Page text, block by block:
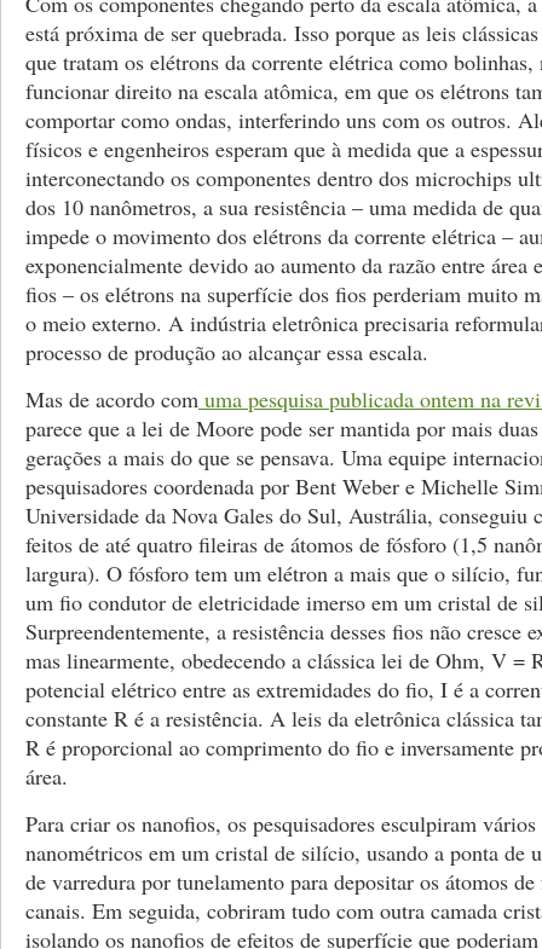
está próxima de ser quebrada. Isso porque as leis
que tratam os elétrons da corrente elétrica como bolinhas,
funcionar direito na escala atômica, em que os elétrons
comportar como ondas, interferindo uns com os outros.
físicos e engenheiros esperam que à medida que a
interconectando os componentes dentro dos microchips
dos 10 nanômetros, a sua resistência – uma medida de
impede o movimento dos elétrons da corrente elétrica –
exponencialmente devido ao aumento da razão entre área
fios – os elétrons na superfície dos fios perderiam muito
o meio externo. A indústria eletrônica precisaria
processo de produção ao alcançar essa escala.
Mas de acordo com uma pesquisa publicada ontem na
parece que a lei de Moore pode ser mantida por mais
gerações a mais do que se pensava. Uma equipe
pesquisadores coordenada por Bent Weber e Michelle
Universidade da Nova Gales do Sul, Austrália, conseguiu
feitos de até quatro fileiras de átomos de fósforo (1,5
largura). O fósforo tem um elétron a mais que o silício,
um fio condutor de eletricidade imerso em um cristal de
Surpreendentemente, a resistência desses fios não cresce
mas linearmente, obedecendo a clássica lei de Ohm, V =
potencial elétrico entre as extremidades do fio, I é a
constante R é a resistência. A leis da eletrônica clássica
R é proporcional ao comprimento do fio e inversamente
área.
Para criar os nanofios, os pesquisadores esculpiram vários
nanométricos em um cristal de silício, usando a ponta de
de varredura por tunelamento para depositar os átomos de
canais. Em seguida, cobriram tudo com outra camada
isolando os nanofios de efeitos de superfície que